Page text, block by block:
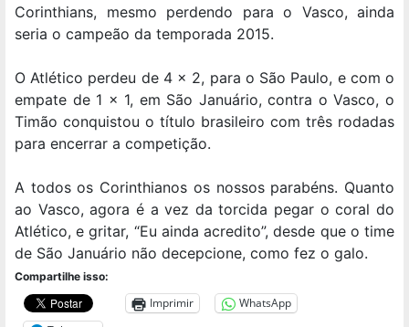
Corinthians, mesmo perdendo para o Vasco, ainda
seria o campeão da temporada 2015.
O Atlético perdeu de 4 x 2, para o São Paulo, e com o
empate de 1 x 1, em São Januário, contra o Vasco, o
Timão conquistou o título brasileiro com três rodadas
para encerrar a competição.
A todos os Corinthianos os nossos parabéns. Quanto
ao Vasco, agora é a vez da torcida pegar o coral do
Atlético, e gritar, “Eu ainda acredito”, desde que o time
de São Januário não decepcione, como fez o galo.
Compartilhe isso:
Imprimir
WhatsApp